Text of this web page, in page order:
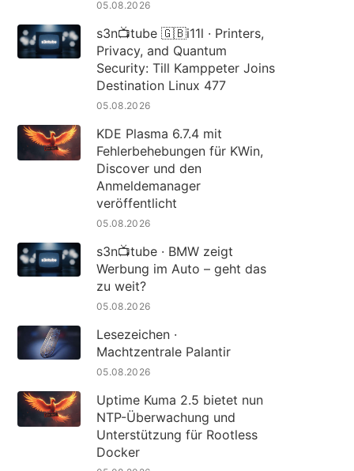
05.08.2026
s3n📺tube 🇬🇧i11l · Printers,
Privacy, and Quantum
Security: Till Kamppeter Joins
Destination Linux 477
05.08.2026
KDE Plasma 6.7.4 mit
Fehlerbehebungen für KWin,
Discover und den
Anmeldemanager
veröffentlicht
05.08.2026
s3n📺tube · BMW zeigt
Werbung im Auto – geht das
zu weit?
05.08.2026
Lesezeichen ·
Machtzentrale Palantir
05.08.2026
Uptime Kuma 2.5 bietet nun
NTP-Überwachung und
Unterstützung für Rootless
Docker